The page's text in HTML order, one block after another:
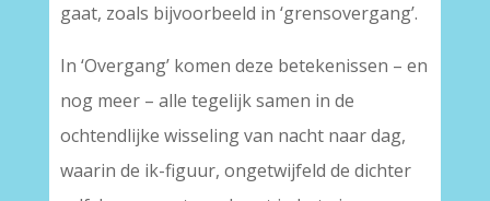
gaat, zoals bijvoorbeeld in ‘grensovergang’.
In ‘Overgang’ komen deze betekenissen – en
nog meer – alle tegelijk samen in de
ochtendlijke wisseling van nacht naar dag,
waarin de ik-figuur, ongetwijfeld de dichter